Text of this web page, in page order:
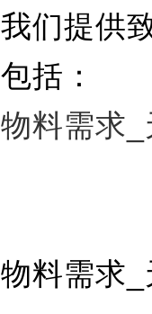
我们提供
包括：
物料需求
物料需求